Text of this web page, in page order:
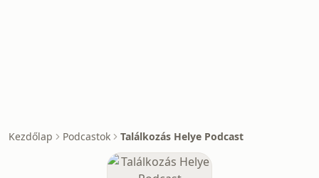
Kezdőlap Podcastok Találkozás Helye Podcast